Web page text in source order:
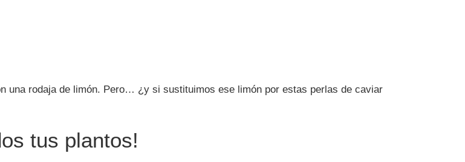
una rodaja de limón. Pero… ¿y si sustituimos ese limón por estas perlas de caviar
tus plantos!